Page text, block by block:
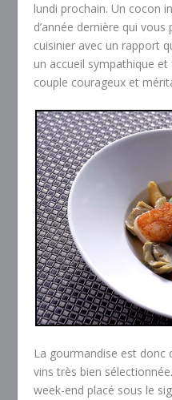
lundi prochain. Un cocon
d’année dernière qui
cuisinier avec un rapport
un accueil sympathique
couple courageux et
La gourmandise est donc
vins très bien
week-end placé sous le